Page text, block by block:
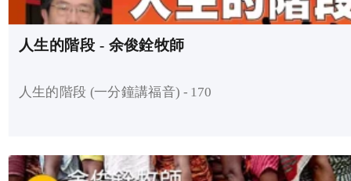
人生的階段 - 余俊銓牧師
人生的階段 (一分鐘講福音) - 170